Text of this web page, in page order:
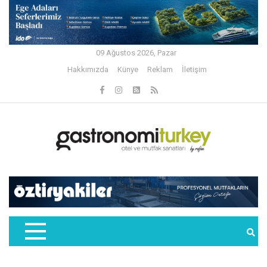
09 Ağustos 2026, Pazar
Hakkımızda
Künye Reklam İletişim